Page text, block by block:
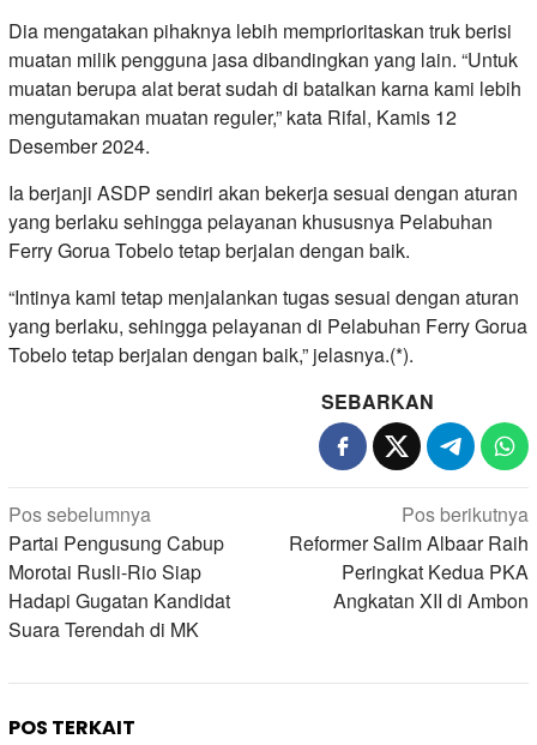
Dia mengatakan pihaknya lebih memprioritaskan truk berisi
muatan milik pengguna jasa dibandingkan yang lain. “Untuk
muatan berupa alat berat sudah di batalkan karna kami lebih
mengutamakan muatan reguler,” kata Rifal, Kamis 12
Desember 2024.
Ia berjanji ASDP sendiri akan bekerja sesuai dengan aturan
yang berlaku sehingga pelayanan khususnya Pelabuhan
Ferry Gorua Tobelo tetap berjalan dengan baik.
“Intinya kami tetap menjalankan tugas sesuai dengan aturan
yang berlaku, sehingga pelayanan di Pelabuhan Ferry Gorua
Tobelo tetap berjalan dengan baik,” jelasnya.(*).
SEBARKAN
Navigasi
pos
Pos sebelumnya
Partai Pengusung Cabup
Morotai Rusli-Rio Siap
Hadapi Gugatan Kandidat
Suara Terendah di MK
Pos berikutnya
Reformer Salim Albaar Raih
Peringkat Kedua PKA
Angkatan XII di Ambon
POS TERKAIT